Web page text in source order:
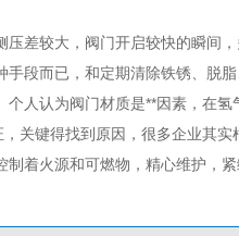
差较大，阀门开启较快的瞬间，
段而已，和定期清除铁锈、脱脂
个人认为阀门材质是**因素，在氢
关键得找到原因，很多企业其实
着火源和可燃物，精心维护，